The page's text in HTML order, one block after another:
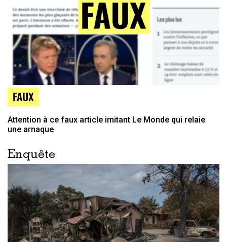
FAUX
Attention à ce faux article imitant Le Monde qui relaie
une arnaque
Enquête